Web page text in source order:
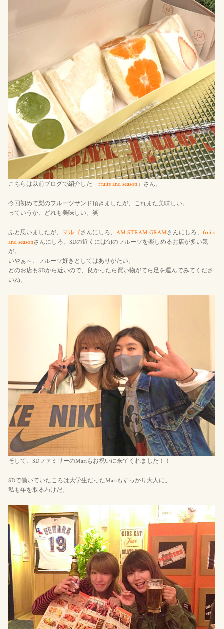
こちらは以前ブログで紹介した「 fruits and season」さん。
今回初めて梨のフルーツサンド頂きましたが、これまた美味しい。
っていうか、どれも美味しい。笑
ふと思いましたが、 マルゴさんにしろ、 AM STRAM GRAMさんにしろ、 fruits
and seasonさんにしろ、SDの近くには旬のフルーツを楽しめるお店が多い気
が。
いやぁ～、フルーツ好きとしてはありがたい。
どのお店もSDから近いので、良かったら買い物がてら足を運んでみてくださ
いね。
そして、SDファミリーのMariもお祝いに来てくれました！！
SDで働いていたころは大学生だったMariもすっかり大人に。
私も年を取るわけだ。